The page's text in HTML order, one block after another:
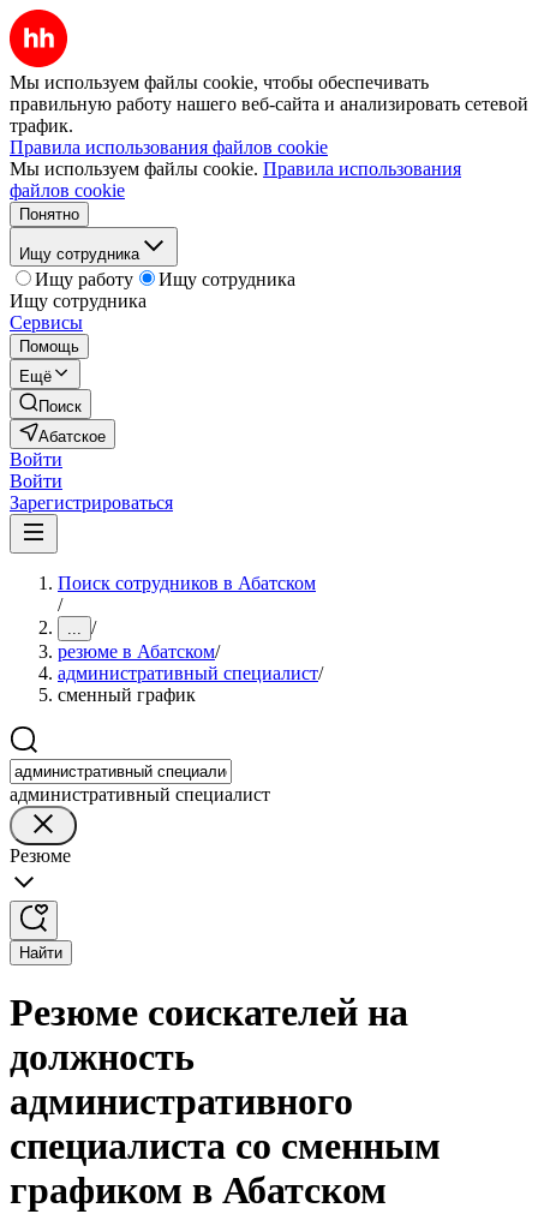
Мы используем файлы cookie, чтобы обеспечивать
правильную работу нашего веб-сайта и анализировать сетевой
трафик.
Правила использования файлов cookie
Мы используем файлы cookie. Правила использования
файлов cookie
Понятно
Ищу сотрудника
Ищу работу
Ищу сотрудника
Ищу сотрудника
Сервисы
Помощь
Ещё
Поиск
Абатское
Войти
Войти
Зарегистрироваться
Поиск сотрудников в Абатском
/
... /
резюме в Абатском/
административный специалист/
сменный график
административный специалист
Резюме
Найти
Резюме соискателей на
должность
административного
специалиста со сменным
графиком в Абатском